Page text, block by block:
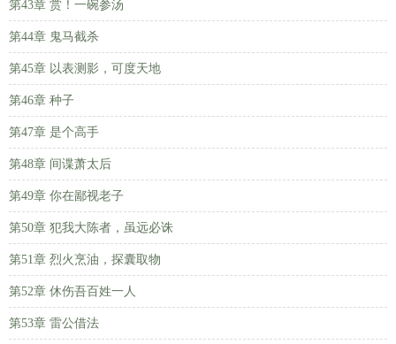
第43章 赏！一碗参汤
第44章 鬼马截杀
第45章 以表测影，可度天地
第46章 种子
第47章 是个高手
第48章 间谍萧太后
第49章 你在鄙视老子
第50章 犯我大陈者，虽远必诛
第51章 烈火烹油，探囊取物
第52章 休伤吾百姓一人
第53章 雷公借法